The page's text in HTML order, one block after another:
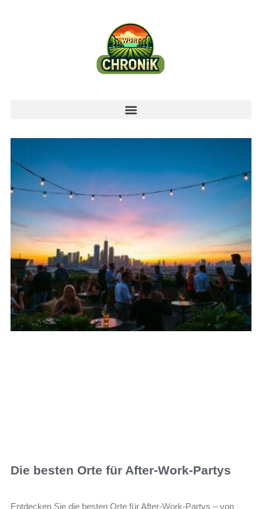
Die besten Orte für After-Work-Partys
Entdecken Sie die besten Orte für After-Work-Partys – von